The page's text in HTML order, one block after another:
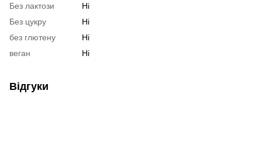
Без лактози
Ні
Без цукру
Ні
без глютену
Ні
веган
Ні
Відгуки